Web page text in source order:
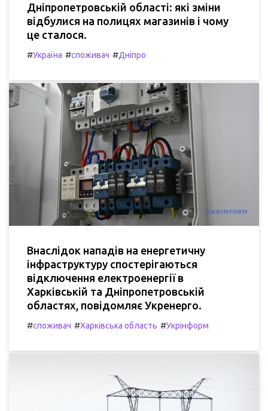
Дніпропетровській області: які зміни
відбулися на полицях магазинів і чому
це сталося.
#Україна #споживач #Дніпро
Внаслідок нападів на енергетичну
інфраструктуру спостерігаються
відключення електроенергії в
Харківській та Дніпропетровській
областях, повідомляє Укренерго.
#споживач #Харківська область #Укрінформ